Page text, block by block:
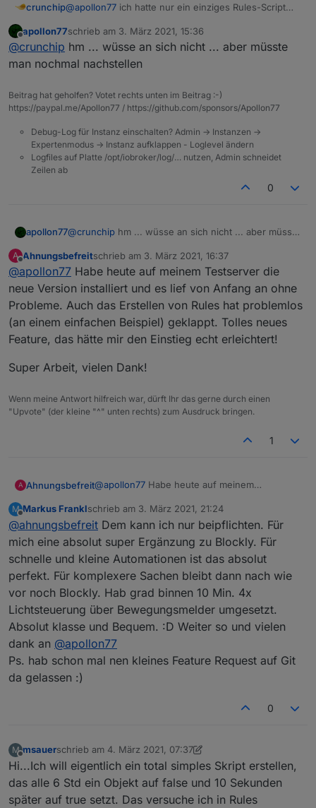
crunchip@apollon77 ich hatte nur ein einziges Rules-Script
erkannt-Nachricht ausgeben, aber in diesem Script
hab ich immer wieder gebastelt und verschiedene
Sachen getestet, also Blöcke gelöscht, wieder was
vllt hat sich dadurch auch etwas "hochgeschaukelt"
und wurde erst beendet durchs löschen des Scripts.
Hab keine Ahnung, ob soetwas möglich wäre.
apollon77schrieb am 3. März 2021, 15:36
zuletzt editiert von
@crunchip hm ... wüsse an sich nicht ... aber müsste
man nochmal nachstellen
Beitrag hat geholfen? Votet rechts unten im Beitrag :-)
https://paypal.me/Apollon77 / https://github.com/sponsors/Apollon77
Debug-Log für Instanz einschalten? Admin -> Instanzen ->
Expertenmodus -> Instanz aufklappen - Loglevel ändern
Logfiles auf Platte /opt/iobroker/log/… nutzen, Admin schneidet
Zeilen ab
0
apollon77@crunchip hm ... wüsse an sich nicht ... aber müsste
A
Offline
Ahnungsbefreitschrieb am 3. März 2021, 16:37
zuletzt editiert von
@apollon77 Habe heute auf meinem Testserver die
neue Version installiert und es lief von Anfang an ohne
Probleme. Auch das Erstellen von Rules hat problemlos
(an einem einfachen Beispiel) geklappt. Tolles neues
Feature, das hätte mir den Einstieg echt erleichtert!
Super Arbeit, vielen Dank!
Wenn meine Antwort hilfreich war, dürft Ihr das gerne durch einen
"Upvote" (der kleine "^" unten rechts) zum Ausdruck bringen.
1
A Ahnungsbefreit@apollon77 Habe heute auf meinem
lief von Anfang an ohne Probleme. Auch das
Erstellen von Rules hat problemlos (an einem
einfachen Beispiel) geklappt. Tolles neues
Feature, das hätte mir den Einstieg echt
erleichtert!
Super Arbeit, vielen Dank!
M
Offline
Markus Franklschrieb am 3. März 2021, 21:24
zuletzt editiert von
@ahnungsbefreit Dem kann ich nur beipflichten. Für
mich eine absolut super Ergänzung zu Blockly. Für
schnelle und kleine Automationen ist das absolut
perfekt. Für komplexere Sachen bleibt dann nach wie
vor noch Blockly. Hab grad binnen 10 Min. 4x
Lichtsteuerung über Bewegungsmelder umgesetzt.
Absolut klasse und Bequem. :D Weiter so und vielen
dank an @apollon77
Ps. hab schon mal nen kleines Feature Request auf Git
da gelassen :)
0
M
Offline
msauerschrieb am 4. März 2021, 07:37
zuletzt editiert von msauer3. Apr. 2021, 08:37
Hi...Ich will eigentlich ein total simples Skript erstellen,
das alle 6 Std ein Objekt auf false und 10 Sekunden
später auf true setzt. Das versuche ich in Rules